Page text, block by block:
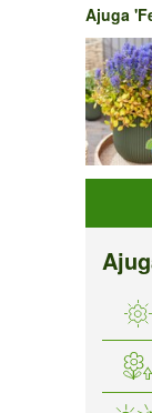
Ajuga